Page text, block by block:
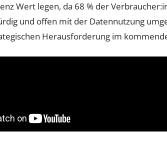
Wert legen, da 68 % der
und offen mit der Datennutzung
Herausforderung im